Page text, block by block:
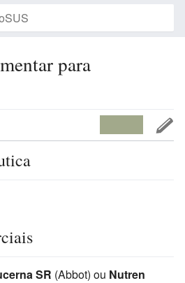
para
SR (Abbot) ou Nutren